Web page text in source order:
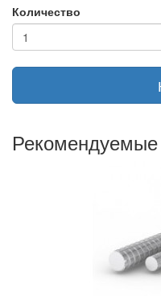
Количество
Рекомендуемые